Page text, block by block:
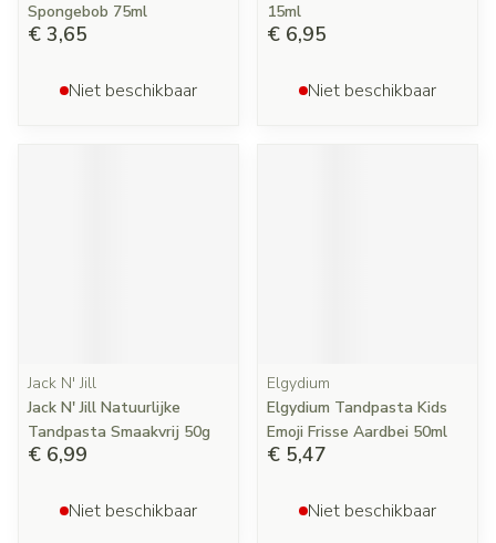
Spongebob 75ml
€ 3,65
Niet beschikbaar
15ml
€ 6,95
Niet beschikbaar
Jack N' Jill
Jack N' Jill Natuurlijke
Tandpasta Smaakvrij 50g
€ 6,99
Niet beschikbaar
Elgydium
Elgydium Tandpasta Kids
Emoji Frisse Aardbei 50ml
€ 5,47
Niet beschikbaar